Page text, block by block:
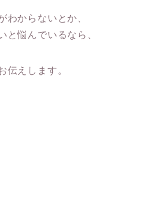
わからないとか、
と悩んでいるなら、
伝えします。